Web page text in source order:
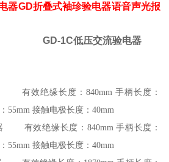
器GD折叠式袖珍验电器语音声光报
GD-1C低压交流验电器
有效绝缘长度：840mm 手柄长度：
：55mm 接触电极长度：40mm
有效绝缘长度：840mm 手柄长度：
：55mm 接触电极长度：40mm